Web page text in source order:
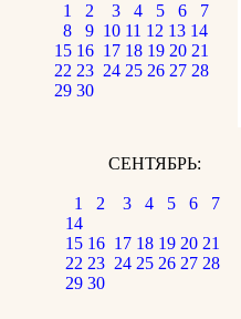
1 2 3 4 5 6
7
8
9 10 11 12 13 14
15 16 17 18 19 20 21
22 23 24 25 26 27 28
29 30
СЕНТЯБРЬ:
1 2 3 4 5 6
7
14
15 16 17 18 19 20 21
22 23 24 25 26 27 28
29 30